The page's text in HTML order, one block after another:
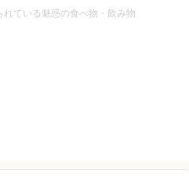
ている魅惑の食べ物・飲み物